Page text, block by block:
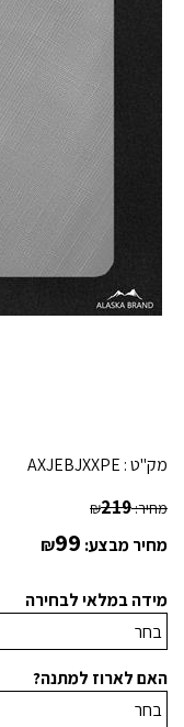
מק"ט : AXJEBJXXPE
מחיר: ₪219
מחיר מבצע: ₪99
מידה במלאי לבחירה
האם לארוז למתנה?